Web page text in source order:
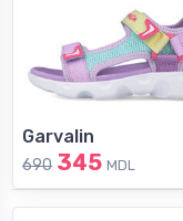
Garvalin
690 345 MDL